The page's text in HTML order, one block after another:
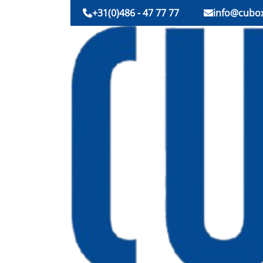
+31(0)486 - 47 77 77